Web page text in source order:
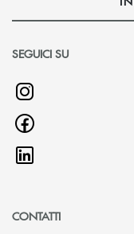
SEGUICI SU
CONTATTI